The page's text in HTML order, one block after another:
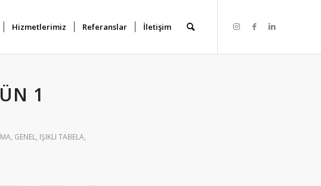
Hizmetlerimiz Referanslar İletişim
1
, GENEL, IŞIKLI TABELA,